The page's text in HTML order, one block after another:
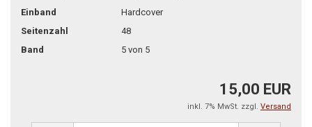
Einband
Hardcover
Seitenzahl
48
Band
5 von 5
15,00 EUR
inkl. 7% MwSt. zzgl. Versand